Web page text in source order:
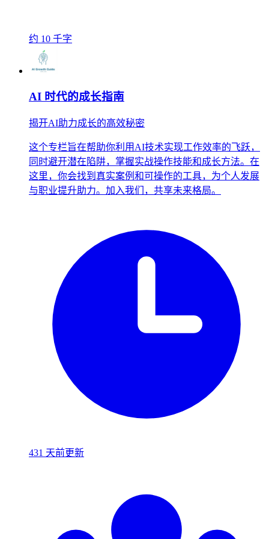
约 10 千字
AI 时代的成长指南
揭开AI助力成长的高效秘密
这个专栏旨在帮助你利用AI技术实现工作效率的飞跃，
同时避开潜在陷阱，掌握实战操作技能和成长方法。在
这里，你会找到真实案例和可操作的工具，为个人发展
与职业提升助力。加入我们，共享未来格局。
431 天前更新